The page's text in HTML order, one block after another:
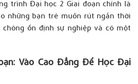
trình Đại học 2 Giai đoạn chính là
những bạn trẻ muốn rút ngắn thời
chóng ổn định sự nghiệp và có một
: Vào Cao Đẳng Để Học Đại